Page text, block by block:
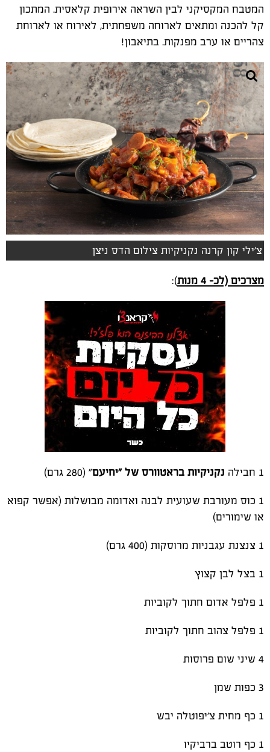
המטבח המקסיקני לבין השראה אירופית קלאסית. המתכון
קל להכנה ומתאים לארוחה משפחתית, לאירוח או לארוחת
צהריים או ערב מפנקות. בתיאבון!
צ'ילי קון קרנה נקניקיות צילום הדס ניצן
מצרכים (לכ- 4 מנות ):
1 חבילה נקניקיות בראטוורס של "יחיעם" (280 גרם)
1 כוס מעורבת שעועית לבנה ואדומה מבושלות (אפשר קפוא
או שימורים)
1 צנצנת עגבניות מרוסקות (400 גרם)
1 בצל לבן קצוץ
1 פלפל אדום חתוך לקוביות
1 פלפל צהוב חתוך לקוביות
4 שיני שום פרוסות
3 כפות שמן
1 כף מחית צ׳יפוטלה יבש
1 כף רוטב ברביקיו